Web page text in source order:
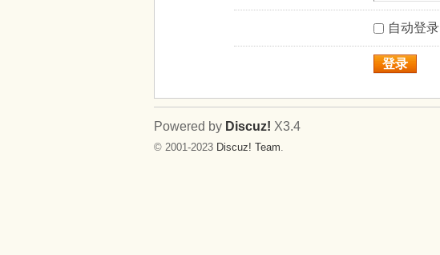
自动登录
登录
Powered by Discuz! X3.4
© 2001-2023 Discuz! Team.